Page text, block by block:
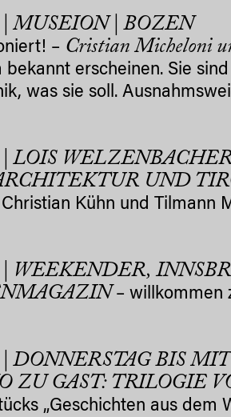
| MUSEION | BOZEN
– Cristian Micheloni
bekannt erscheinen. Sie
was sie soll.
| LOIS
UND
Kühn und Tilmann
| WEEKENDER,
– willkommen
| DONNERSTAG BIS
ZU GAST: TRILOGIE
„Geschichten aus